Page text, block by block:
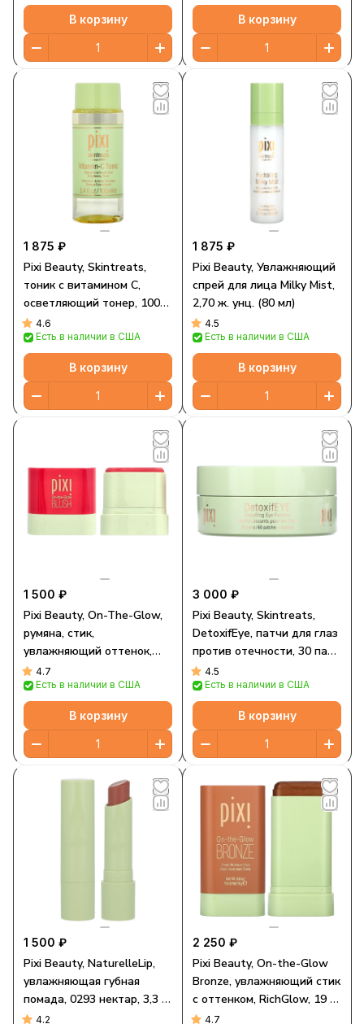
В корзину В корзину
1 875 ₽
Pixi Beauty, Skintreats,
тоник с витамином C,
осветляющий тонер, 100
мл (3,4 жидких унции)
4.6
Есть в наличии в США
В корзину
1 875 ₽
Pixi Beauty, Увлажняющий
спрей для лица Milky Mist,
2,70 ж. унц. (80 мл)
4.5
Есть в наличии в США
В корзину
1 500 ₽
Pixi Beauty, On-The-Glow,
румяна, стик,
увлажняющий оттенок,
рубиновый, 10 г (0,3 унции)
4.7
Есть в наличии в США
В корзину
3 000 ₽
Pixi Beauty, Skintreats,
DetoxifEye, патчи для глаз
против отечности, 30 пар
+ лопатка
4.5
Есть в наличии в США
В корзину
1 500 ₽
Pixi Beauty, NaturelleLip,
увлажняющая губная
помада, 0293 нектар, 3,3 г
(0,1 унции)
4.2
2 250 ₽
Pixi Beauty, On-the-Glow
Bronze, увлажняющий стик
с оттенком, RichGlow, 19 г
(0,6 унции)
4.7